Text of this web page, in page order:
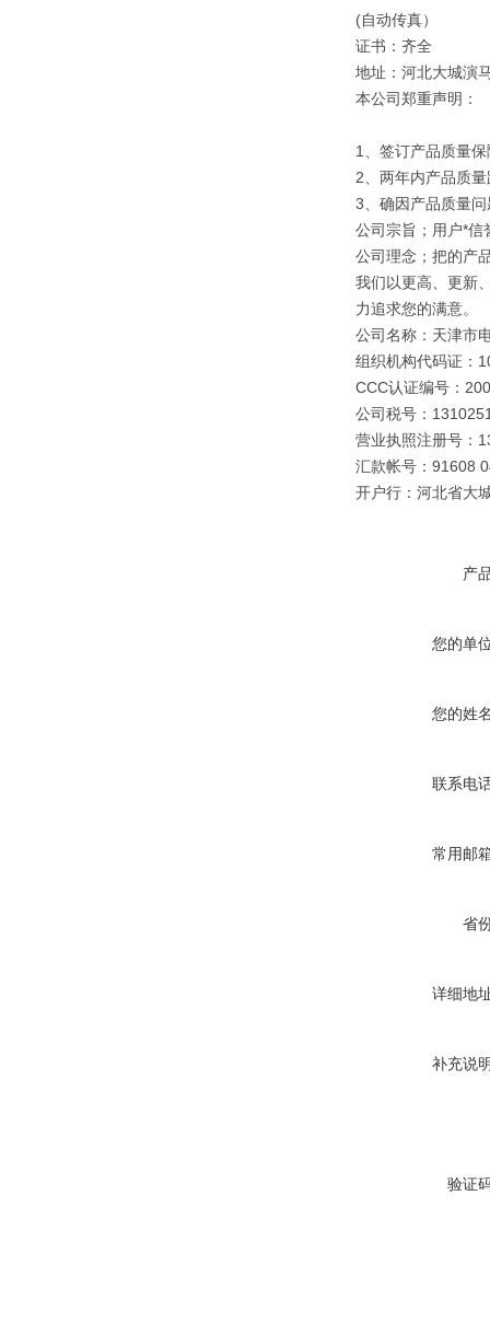
(自动传真）
证书：齐全
地址：河北大城演
本公司郑重声明：
1、签订产品质量
2、两年内产品质
3、确因产品质量
公司宗旨；用户*信
公司理念；把的产
我们以更高、更新
力追求您的满意。
公司名称：天津市
组织机构代码证：
CCC认证编号：
公司税号：
营业执照注册号：
汇款帐号：91608
开户行：河北省大
产
您的单
您的姓
联系电
常用邮
省
详细地
补充说
验证